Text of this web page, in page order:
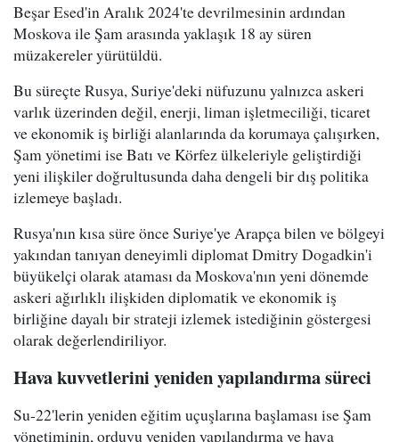
Beşar Esed'in Aralık 2024'te devrilmesinin ardından
Moskova ile Şam arasında yaklaşık 18 ay süren
müzakereler yürütüldü.
Bu süreçte Rusya, Suriye'deki nüfuzunu yalnızca askeri
varlık üzerinden değil, enerji, liman işletmeciliği, ticaret
ve ekonomik iş birliği alanlarında da korumaya çalışırken,
Şam yönetimi ise Batı ve Körfez ülkeleriyle geliştirdiği
yeni ilişkiler doğrultusunda daha dengeli bir dış politika
izlemeye başladı.
Rusya'nın kısa süre önce Suriye'ye Arapça bilen ve bölgeyi
yakından tanıyan deneyimli diplomat Dmitry Dogadkin'i
büyükelçi olarak ataması da Moskova'nın yeni dönemde
askeri ağırlıklı ilişkiden diplomatik ve ekonomik iş
birliğine dayalı bir strateji izlemek istediğinin göstergesi
olarak değerlendiriliyor.
Hava kuvvetlerini yeniden yapılandırma süreci
Su-22'lerin yeniden eğitim uçuşlarına başlaması ise Şam
yönetiminin, orduyu yeniden yapılandırma ve hava